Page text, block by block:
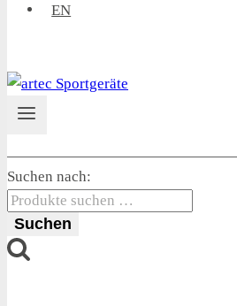
EN
Suchen nach:
Suchen